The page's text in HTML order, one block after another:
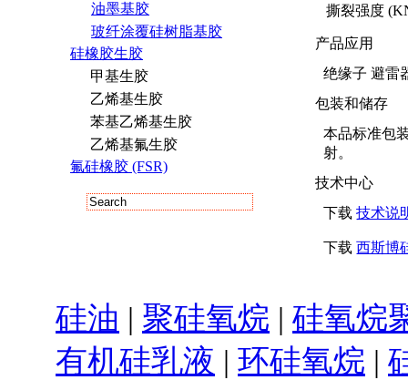
油墨基胶
玻纤涂覆硅树脂基胶
硅橡胶生胶
甲基生胶
乙烯基生胶
苯基乙烯基生胶
乙烯基氟生胶
氟硅橡胶 (FSR)
撕裂强度
产品应用
绝缘子 避雷
包装和储存
本品标准包
射。
技术中心
下载技术说
下载西斯博
硅油 | 聚硅氧烷 | 硅氧烷
有机硅乳液 | 环硅氧烷 |